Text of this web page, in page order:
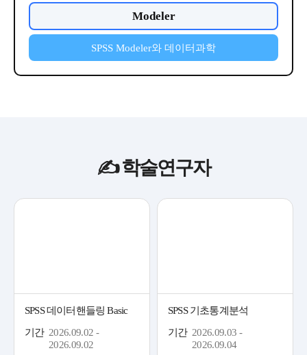
Modeler
SPSS Modeler와 데이터과학
✍️ 학술연구자
SPSS 데이터핸들링 Basic
기간 2026.09.02 -
2026.09.02
SPSS 기초통계분석
기간 2026.09.03 -
2026.09.04